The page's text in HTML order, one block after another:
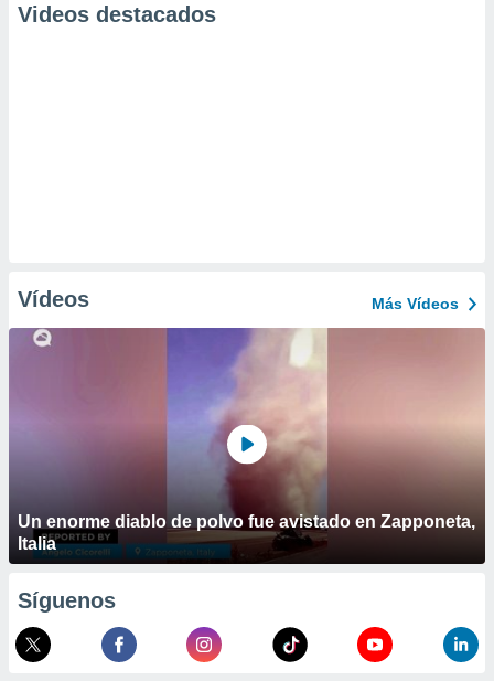
Videos destacados
Vídeos Más Vídeos
Un enorme diablo de polvo fue avistado en Zapponeta,
Italia
Síguenos